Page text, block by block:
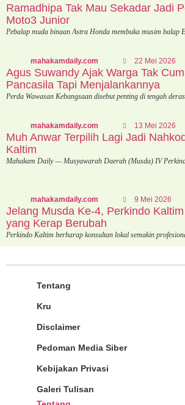
Ramadhipa Tak Mau Sekadar Jadi
Moto3 Junior
Pebalap muda binaan Astra Honda membuka musim balap
mahakamdaily.com 22 Mei 2026
Agus Suwandy Ajak Warga Tak
Pancasila Tapi Menjalankannya
Perda Wawasan Kebangsaan disebut penting di tengah
mahakamdaily.com 13 Mei 2026
Muh Anwar Terpilih Lagi Jadi
Kaltim
Mahakam Daily — Musyawarah Daerah (Musda) IV
mahakamdaily.com 9 Mei 2026
Jelang Musda Ke-4, Perkindo
yang Kerap Berubah
Perkindo Kaltim berharap konsultan lokal semakin
Tentang
Kru
Disclaimer
Pedoman Media Siber
Kebijakan Privasi
Galeri Tulisan